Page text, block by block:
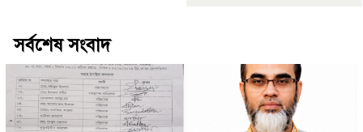
সর্বশেষ সংবাদ